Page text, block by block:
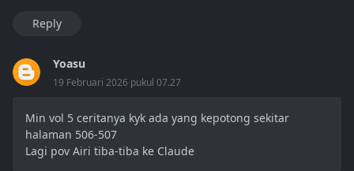
Reply
Yoasu
19 Februari 2026 pukul 07.27
Min vol 5 ceritanya kyk ada yang kepotong sekitar
halaman 506-507
Lagi pov Airi tiba-tiba ke Claude